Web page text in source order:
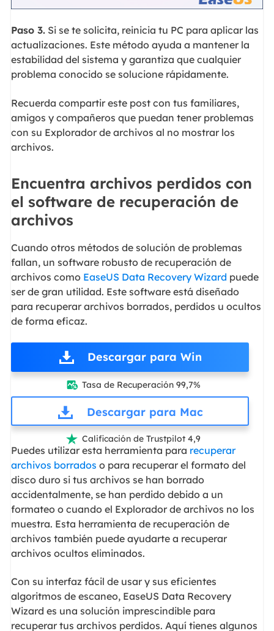
Paso 3.Si se te solicita, reinicia tu PC para aplicar las
actualizaciones. Este método ayuda a mantener la
estabilidad del sistema y garantiza que cualquier
problema conocido se solucione rápidamente.
Recuerda compartir este post con tus familiares,
amigos y compañeros que puedan tener problemas
con su Explorador de archivos al no mostrar los
archivos.
Encuentra archivos perdidos con
el software de recuperación de
archivos
Cuando otros métodos de solución de problemas
fallan, un software robusto de recuperación de
archivos como EaseUS Data Recovery Wizard puede
ser de gran utilidad. Este software está diseñado
para recuperar archivos borrados, perdidos u ocultos
de forma eficaz.
Descargar para Win
 Tasa de Recuperación 99,7%
Descargar para Mac
 Calificación de Trustpilot 4,9
Puedes utilizar esta herramienta para recuperar
archivos borrados o para recuperar el formato del
disco duro si tus archivos se han borrado
accidentalmente, se han perdido debido a un
formateo o cuando el Explorador de archivos no los
muestra. Esta herramienta de recuperación de
archivos también puede ayudarte a recuperar
archivos ocultos eliminados.
Con su interfaz fácil de usar y sus eficientes
algoritmos de escaneo, EaseUS Data Recovery
Wizard es una solución imprescindible para
recuperar tus archivos perdidos. Aquí tienes algunos